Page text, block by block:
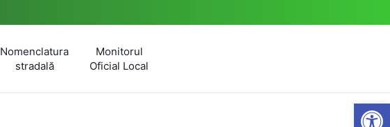
Nomenclatura
stradală
Monitorul
Oficial Local